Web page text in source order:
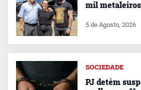
mil
5 de Agosto, 2026
SOCIEDADE
PJ detém